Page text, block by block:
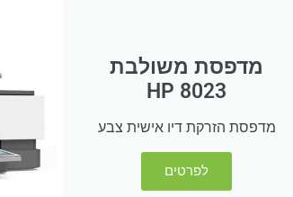
מדפסת משולבת
HP 8023
מדפסת הזרקת דיו אישית צבע
לפרטים